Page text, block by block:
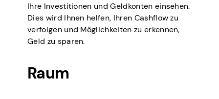
Ihre Investitionen und Geldkonten einsehen.
Dies wird Ihnen helfen, Ihren Cashflow zu
verfolgen und Möglichkeiten zu erkennen,
Geld zu sparen.
Raum